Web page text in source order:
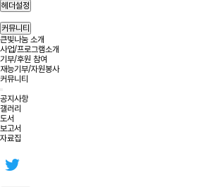
헤더설정
커뮤니티
큰빛나눔 소개
사업/프로그램소개
기부/후원 참여
재능기부/자원봉사
커뮤니티
공지사항
갤러리
도서
보고서
자료집